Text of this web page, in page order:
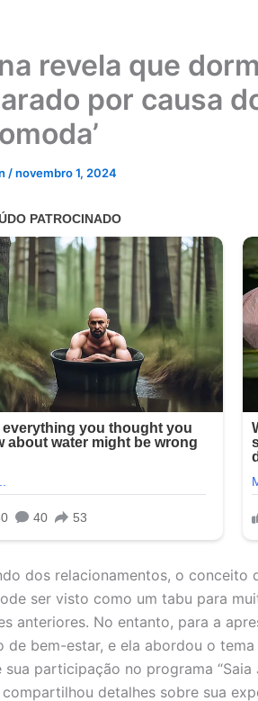
revela que
por causa
/novembro 1, 2024
dos relacionamentos, o conceito
ser visto como um tabu para
anteriores. No entanto, para a
de bem-estar, e ela abordou o
sua participação no programa
compartilhou detalhes sobre sua